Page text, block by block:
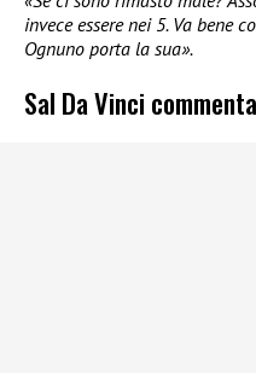
invece essere nei 5. Va bene
Ognuno porta la sua».
Sal Da Vinci